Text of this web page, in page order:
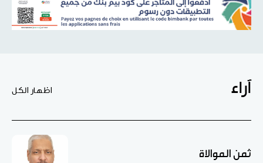
آراء اظهار الكل
ثمن الموالاة